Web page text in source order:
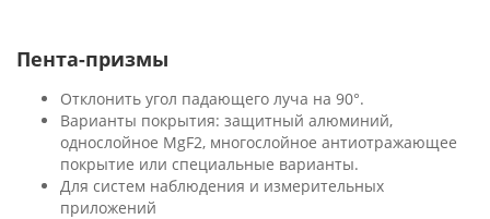
Пента-призмы
Отклонить угол падающего луча на 90°.
Варианты покрытия: защитный алюминий,
однослойное MgF2, многослойное антиотражающее
покрытие или специальные варианты.
Для систем наблюдения и измерительных
приложений